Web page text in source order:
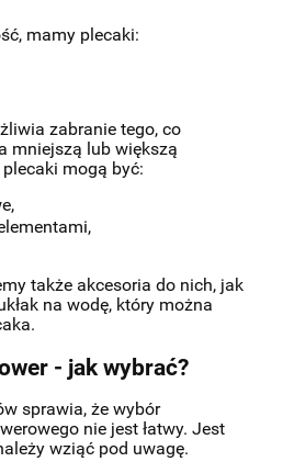
mamy plecaki:
zabranie tego, co
mniejszą lub większą
mogą być:
także akcesoria do nich, jak
na wodę, który można
- jak wybrać?
sprawia, że wybór
nie jest łatwy. Jest
wziąć pod uwagę.